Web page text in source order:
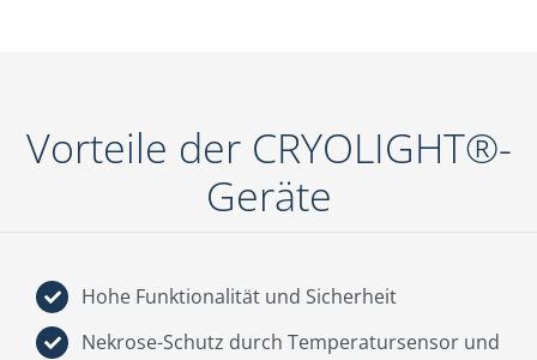
Vorteile der CRYOLIGHT®-
Geräte
Hohe Funktionalität und Sicherheit
Nekrose-Schutz durch Temperatursensor und